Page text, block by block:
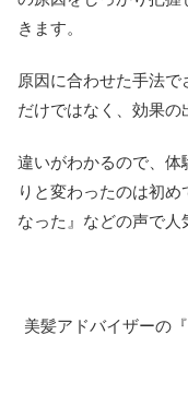
きます。
原因に合わせた手法
だけではなく、効果の
違いがわかるので、体
りと変わったのは初
なった』などの声で人
美髪アドバイザーの